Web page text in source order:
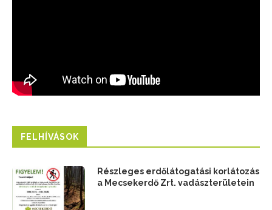
FELHÍVÁSOK
Részleges erdőlátogatási korlátozás
a Mecsekerdő Zrt. vadászterületein